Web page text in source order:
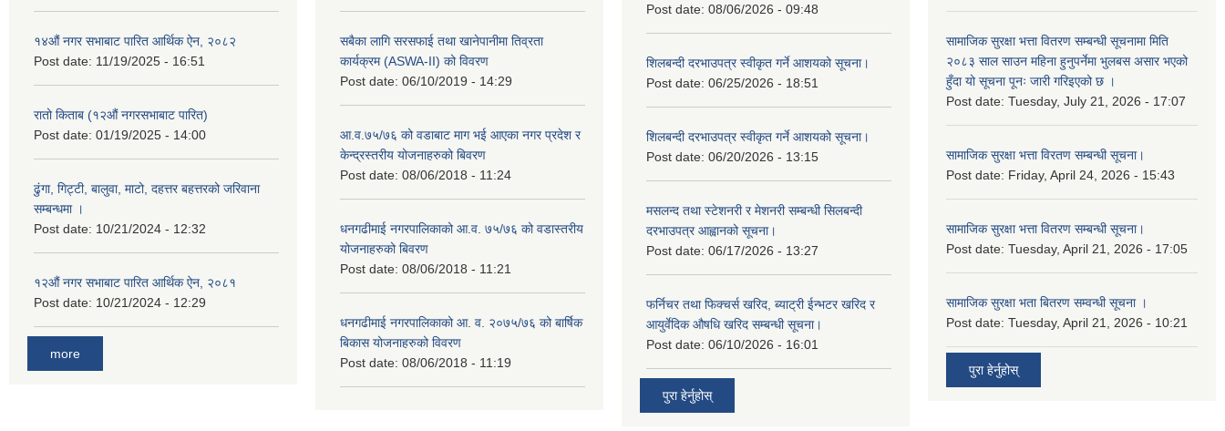
१४औं नगर सभाबाट पारित आर्थिक ऐन, २०८२
Post date: 11/19/2025 - 16:51
रातो किताब (१२औं नगरसभाबाट पारित)
Post date: 01/19/2025 - 14:00
ढुंगा, गिट्टी, बालुवा, माटो, दहत्तर बहत्तरको जरिवाना
सम्बन्धमा ।
Post date: 10/21/2024 - 12:32
१२औं नगर सभाबाट पारित आर्थिक ऐन, २०८१
Post date: 10/21/2024 - 12:29
more
सबैका लागि सरसफाई तथा खानेपानीमा तिव्रता
कार्यक्रम (ASWA-II) को विवरण
Post date: 06/10/2019 - 14:29
आ.व.७५/७६ को वडाबाट माग भई आएका नगर प्रदेश र
केन्द्रस्तरीय योजनाहरुको बिवरण
Post date: 08/06/2018 - 11:24
धनगढीमाई नगरपालिकाको आ.व. ७५/७६ को वडास्तरीय
योजनाहरुको बिवरण
Post date: 08/06/2018 - 11:21
धनगढीमाई नगरपालिकाको आ. व. २०७५/७६ को बार्षिक
बिकास योजनाहरुको विवरण
Post date: 08/06/2018 - 11:19
Post date: 08/06/2026 - 09:48
शिलबन्दी दरभाउपत्र स्वीकृत गर्ने आशयको सूचना।
Post date: 06/25/2026 - 18:51
शिलबन्दी दरभाउपत्र स्वीकृत गर्ने आशयको सूचना।
Post date: 06/20/2026 - 13:15
मसलन्द तथा स्टेशनरी र मेशनरी सम्बन्धी सिलबन्दी
दरभाउपत्र आह्वानको सूचना।
Post date: 06/17/2026 - 13:27
फर्निचर तथा फिक्चर्स खरिद, ब्याट‍्री ईन्भटर खरिद र
आयुर्वेदिक औषधि खरिद सम्बन्धी सूचना।
Post date: 06/10/2026 - 16:01
पुरा हेर्नुहोस्
सामाजिक सुरक्षा भत्ता वितरण सम्बन्धी सूचनामा मिति
२०८३ साल साउन महिना हुनुपर्नेमा भुलबस असार भएको
हुँदा यो सूचना पूनः जारी गरिइएको छ ।
Post date: Tuesday, July 21, 2026 - 17:07
सामाजिक सुरक्षा भत्ता विरतण सम्बन्धी सूचना।
Post date: Friday, April 24, 2026 - 15:43
सामाजिक सुरक्षा भत्ता वितरण सम्‍बन्धी सूचना।
Post date: Tuesday, April 21, 2026 - 17:05
सामाजिक सुरक्षा भता बितरण सम्वन्धी सूचना ।
Post date: Tuesday, April 21, 2026 - 10:21
पुरा हेर्नुहोस्